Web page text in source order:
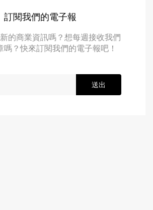
訂閱我們的電子報
的商業資訊嗎？想每週接收我們
嗎？快來訂閱我們的電子報吧！
送出